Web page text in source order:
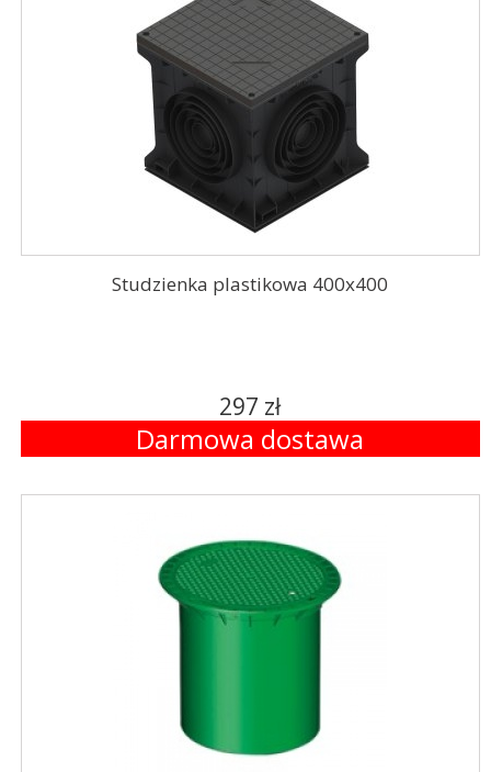
Studzienka plastikowa 400x400
297 zł
Darmowa dostawa